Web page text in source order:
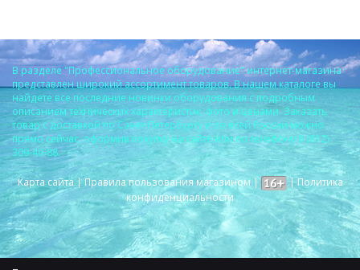
В разделе "Профессиональное оборудование" интернет-магазина
представлен широкий ассортимент товаров. В нашем каталоге вы
найдете все последние новинки оборудования с подробным
описанием технических характеристик, фото и ценами. Заказать
товар с доставкой по Санкт-Петербургу и по всей России можно
прямо сейчас, оформив покупку на сайте или по телефону 8 (812)
309-40-88.
Карта сайта |Правила пользования магазином| |Политика
конфиденциальности